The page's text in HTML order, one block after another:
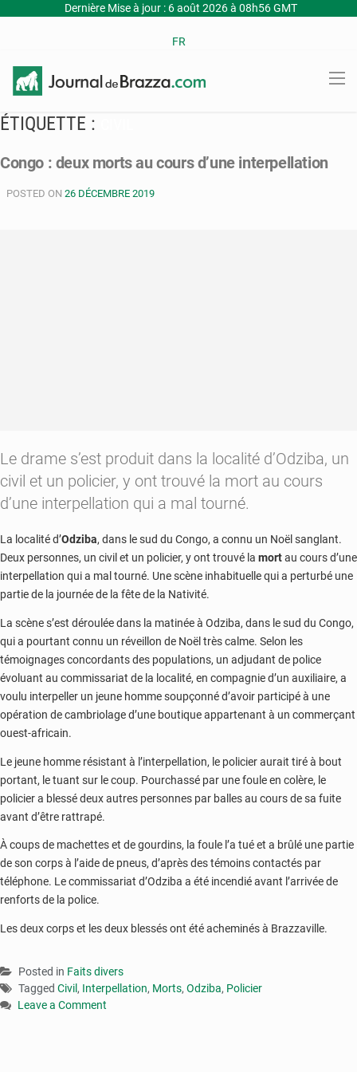
Dernière Mise à jour : 6 août 2026 à 08h56 GMT
FR
ÉTIQUETTE :
Congo : deux morts au cours d’une interpellation
POSTED ON 26 DÉCEMBRE 2019
Le drame s’est produit dans la localité d’Odziba, un
civil et un policier, y ont trouvé la mort au cours
d’une interpellation qui a mal tourné.
La localité d’Odziba, dans le sud du Congo, a connu un Noël sanglant.
Deux personnes, un civil et un policier, y ont trouvé la mortau cours d’une
interpellation qui a mal tourné. Une scène inhabituelle qui a perturbé une
partie de la journée de la fête de la Nativité.
La scène s’est déroulée dans la matinée à Odziba, dans le sud du Congo,
qui a pourtant connu un réveillon de Noël très calme. Selon les
témoignages concordants des populations, un adjudant de police
évoluant au commissariat de la localité, en compagnie d’un auxiliaire, a
voulu interpeller un jeune homme soupçonné d’avoir participé à une
opération de cambriolage d’une boutique appartenant à un commerçant
ouest-africain.
Le jeune homme résistant à l’interpellation, le policier aurait tiré à bout
portant, le tuant sur le coup. Pourchassé par une foule en colère, le
policier a blessé deux autres personnes par balles au cours de sa fuite
avant d’être rattrapé.
À coups de machettes et de gourdins, la foule l’a tué et a brûlé une partie
de son corps à l’aide de pneus, d’après des témoins contactés par
téléphone. Le commissariat d’Odziba a été incendié avant l’arrivée de
renforts de la police.
Les deux corps et les deux blessés ont été acheminés à Brazzaville.
Posted in Faits divers
Tagged Civil, Interpellation, Morts, Odziba, Policier
Leave a Comment